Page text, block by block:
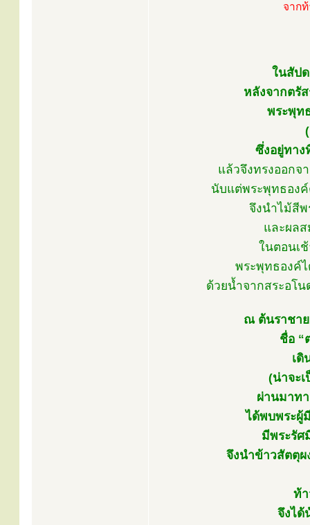
จาก
ในสัป
หลังจากตรั
พระพุท
ซึ่งอยู่ทาง
แล้วจึงทรงออกจ
นับแต่พระพุทธอง
จึงนำไม้สีพ
และผล
ในตอนเ
พระพุทธองค์
ด้วยน้ำจากสระอโ
ณ ต้นราชา
ชื่อ “
เดิ
(น่าจะ
ผ่านมาท
ได้พบพระผู้
มีพระรัศ
จึงนำข้าวสัตตุผ
ท้
จึงได้